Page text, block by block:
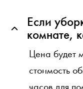
Если
комнате,
Цена будет
стоимость
часов для